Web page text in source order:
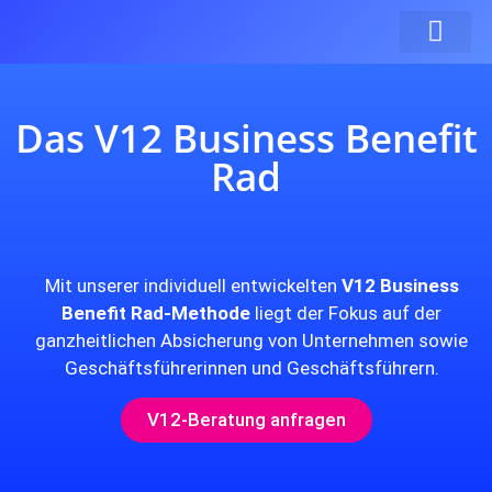
Das V12 Business Benefit
Rad
Mit unserer individuell entwickelten V12 Business
Benefit Rad-Methode liegt der Fokus auf der
ganzheitlichen Absicherung von Unternehmen sowie
Geschäftsführerinnen und Geschäftsführern.
V12-Beratung anfragen